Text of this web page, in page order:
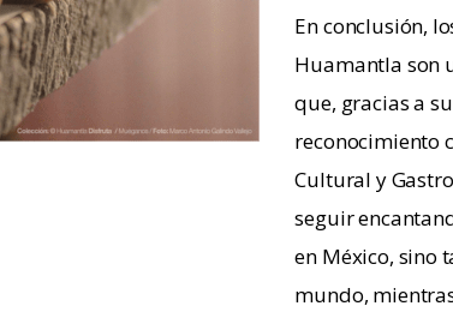
En conclusión,
Huamantla son
que, gracias a
reconocimiento
Cultural y
seguir
en México, sino
mundo,